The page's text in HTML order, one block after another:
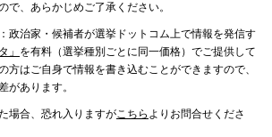
で、あらかじめご了承ください。
政治家・候補者が選挙ドットコム上で情報を発信す
」 を有料（選挙種別ごとに同一価格）でご提供して
方はご自身で情報を書き込むことができますので、
があります。
場合、恐れ入りますがこちら よりお問合せくださ